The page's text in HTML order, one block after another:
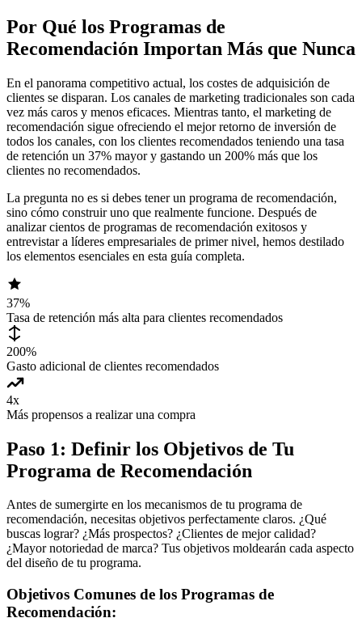
Por Qué los Programas de
Recomendación Importan Más que Nunca
En el panorama competitivo actual, los costes de adquisición de
clientes se disparan. Los canales de marketing tradicionales son cada
vez más caros y menos eficaces. Mientras tanto, el marketing de
recomendación sigue ofreciendo el mejor retorno de inversión de
todos los canales, con los clientes recomendados teniendo una tasa
de retención un 37% mayor y gastando un 200% más que los
clientes no recomendados.
La pregunta no es si debes tener un programa de recomendación,
sino cómo construir uno que realmente funcione. Después de
analizar cientos de programas de recomendación exitosos y
entrevistar a líderes empresariales de primer nivel, hemos destilado
los elementos esenciales en esta guía completa.
37%
Tasa de retención más alta para clientes recomendados
200%
Gasto adicional de clientes recomendados
4x
Más propensos a realizar una compra
Paso 1: Definir los Objetivos de Tu
Programa de Recomendación
Antes de sumergirte en los mecanismos de tu programa de
recomendación, necesitas objetivos perfectamente claros. ¿Qué
buscas lograr? ¿Más prospectos? ¿Clientes de mejor calidad?
¿Mayor notoriedad de marca? Tus objetivos moldearán cada aspecto
del diseño de tu programa.
Objetivos Comunes de los Programas de
Recomendación: